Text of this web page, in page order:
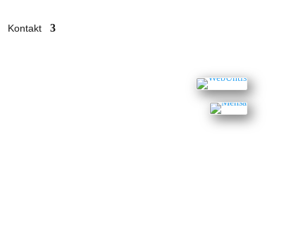
Kontakt